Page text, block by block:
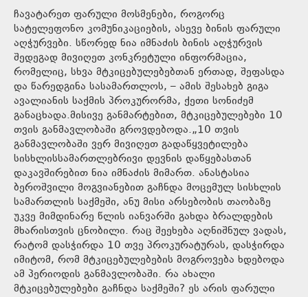
ჩავატარეთ ფარული მოსმენები, როგორც
სატელეფონო კომუნიკაციების, ასევე ბინის ფარული
აღჭურვები. სწორედ ნია იმნაძის ბინის აღჭურვის
შედეგად მივიღეთ კონკრეტული ინფორმაცია,
რომელიც, სხვა მტკიცებულებებთან ერთად, შეფასდა
და წარედგინა სასამართლოს, – ამის შესახებ გიგა
ავალიანის საქმის პროკურორმა, ქეთი სონიძემ
განაცხადა.მისივე განმარტებით, მტკიცებულებები 10
თვის განმავლობაში გროვდებოდა.„10 თვის
განმავლობაში ვერ მივიღეთ გადაწყვეტილება
სისხლისსამართლებრივი დევნის დაწყებასთან
დაკავშირებით ნია იმნაძის მიმართ. ანასტასია
ბეროშვილი მოგვიანებით გაჩნდა მოცემულ სისხლის
სამართლის საქმეში, ანუ მისი არსებობის თაობაზე
უკვე მიმდინარე წლის იანვარში გახდა ბრალდების
მხარისთვის ცნობილი. რაც შეეხება აღნიშნულ ვადას,
რატომ დასჭირდა 10 თვე პროკურატურას, დასჭირდა
იმიტომ, რომ მტკიცებულებების მოგროვება ხდებოდა
ამ პერიოდის განმავლობაში. რა ახალი
მტკიცებულებები გაჩნდა საქმეში? ეს არის ფარული